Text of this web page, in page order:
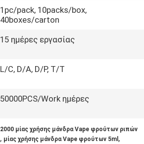
1pc/pack, 10packs/box,
40boxes/carton
15 ημέρες εργασίας
L/C, D/A, D/P, T/T
50000PCS/Work ημέρες
2000 μίας χρήσης μάνδρα Vape φρούτων ριπών
, μίας χρήσης μάνδρα Vape φρούτων 5ml ,